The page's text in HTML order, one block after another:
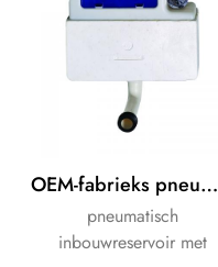
OEM-fabrieks pneumatisch inbouwreservoir met dubbele spoeling
pneumatisch
inbouwreservoir met